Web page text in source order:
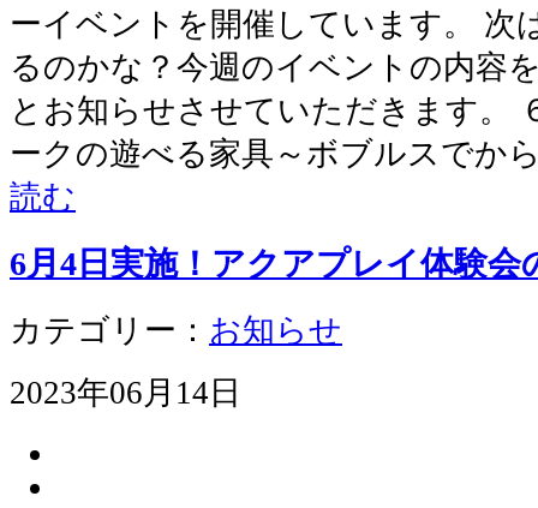
ーイベントを開催しています。 次
るのかな？今週のイベントの内容
とお知らせさせていただきます。
ークの遊べる家具～ボブルスで
読む
6月4日実施！アクアプレイ体験会
カテゴリー： お知らせ
2023年06月14日